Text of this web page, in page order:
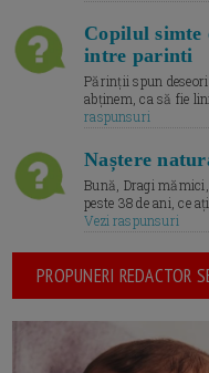
Copilul simte
intre parinti
Părinții spun
abținem, ca să fie
raspunsuri
Naștere
Bună, Dragi
peste 38 de ani, ce
Vezi raspunsuri
PROPUNERI REDACTOR